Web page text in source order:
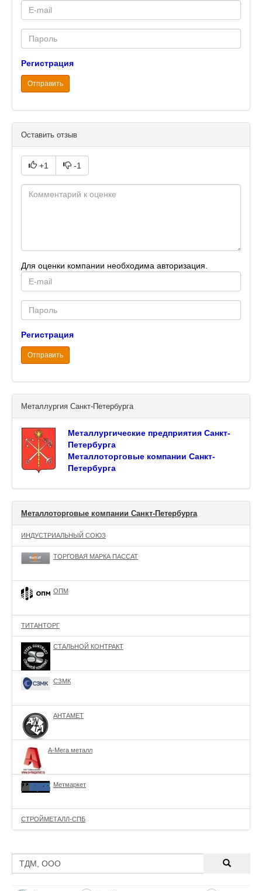
mail
Password
Регистрация
Отправить
Оставить отзыв
+1 -1
Для оценки компании необходима авторизация.
mail
Password
Регистрация
Отправить
Металлургия Санкт-Петербурга
Металлургические предприятия Санкт-
Петербурга
Металлоторговые компании Санкт-
Петербурга
Металлоторговые компании Санкт-Петербурга
ИНДУСТРИАЛЬНЫЙ СОЮЗ
ТОРГОВАЯ МАРКА ПАССАТ
ОПМ
ТИТАНТОРГ
СТАЛЬНОЙ КОНТРАКТ
СЗМК
АНТАМЕТ
А-Мега металл
Метмаркет
СТРОЙМЕТАЛЛ-СПБ